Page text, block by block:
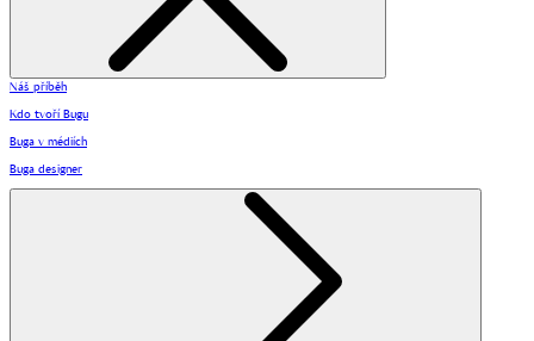
Náš příběh
Kdo tvoří Bugu
Buga v médiích
Buga designer